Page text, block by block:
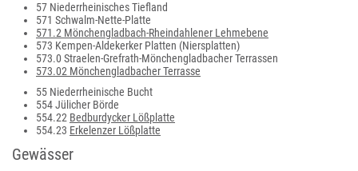
57 Niederrheinisches Tiefland
571 Schwalm-Nette-Platte
571.2 Mönchengladbach-Rheindahlener Lehmebene
573 Kempen-Aldekerker Platten (Niersplatten)
573.0 Straelen-Grefrath-Mönchengladbacher Terrassen
573.02 Mönchengladbacher Terrasse
55 Niederrheinische Bucht
554 Jülicher Börde
554.22 Bedburdycker Lößplatte
554.23 Erkelenzer Lößplatte
Gewässer